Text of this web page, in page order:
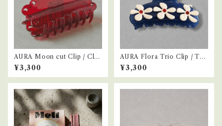
AURA Moon cut Clip / Clea
r Cherry
¥3,300
AURA Flora Trio Clip / Tri
color
¥3,300